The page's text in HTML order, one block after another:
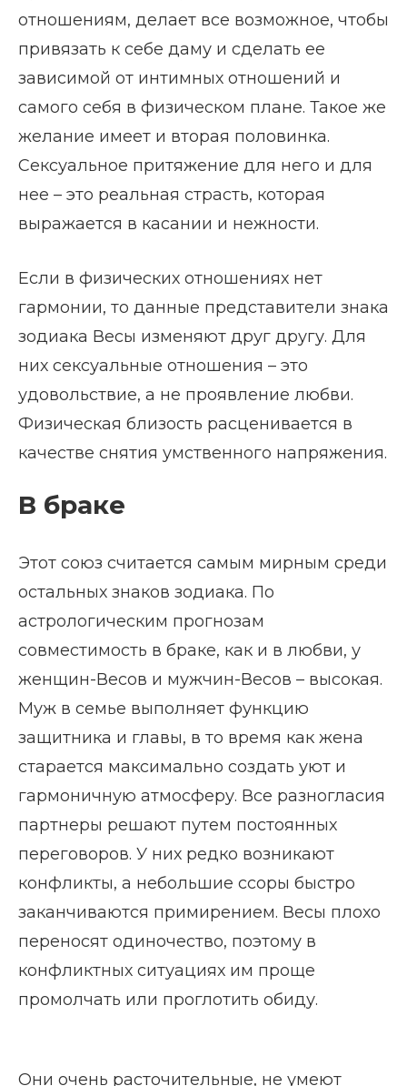
отношениям, делает все возможное, чтобы
привязать к себе даму и сделать ее
зависимой от интимных отношений и
самого себя в физическом плане. Такое же
желание имеет и вторая половинка.
Сексуальное притяжение для него и для
нее – это реальная страсть, которая
выражается в касании и нежности.
Если в физических отношениях нет
гармонии, то данные представители знака
зодиака Весы изменяют друг другу. Для
них сексуальные отношения – это
удовольствие, а не проявление любви.
Физическая близость расценивается в
качестве снятия умственного напряжения.
В браке
Этот союз считается самым мирным среди
остальных знаков зодиака. По
астрологическим прогнозам
совместимость в браке, как и в любви, у
женщин-Весов и мужчин-Весов – высокая.
Муж в семье выполняет функцию
защитника и главы, в то время как жена
старается максимально создать уют и
гармоничную атмосферу. Все разногласия
партнеры решают путем постоянных
переговоров. У них редко возникают
конфликты, а небольшие ссоры быстро
заканчиваются примирением. Весы плохо
переносят одиночество, поэтому в
конфликтных ситуациях им проще
промолчать или проглотить обиду.
Они очень расточительные, не умеют